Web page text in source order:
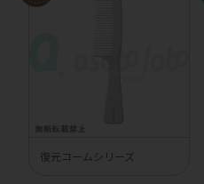
復元コームシリーズ